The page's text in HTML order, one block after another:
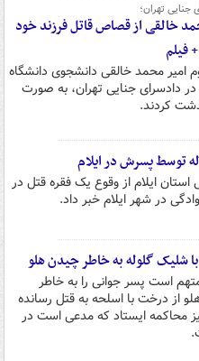
جنایی تهران؛
خالقی از قصاص قاتل فرزند خود
فیلم
امیر محمد خالقی دانشجوی دانشگاه
دادسرای جنایی تهران، به صورت
کردند.
استان ایلام از وقوع یک فقره قتل در
در شهر ایلام خبر داد.
شلیک گلوله به خاطر چیدن هلو
است پسر جوانی را به خاطر
عدد هلو از درخت با اسلحه به قتل رسانده
محاکمه ایستاد که مدعی است در